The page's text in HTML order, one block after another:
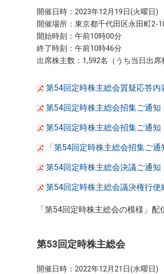
開催日時：2023年12月19日(火曜日
開催場所：東京都千代田区永田町
開始時刻：午前10時00分
終了時刻：午前10時46分
出席株主数：1,592名（うち当日出席
第54回定時株主総会質疑応答内
第54回定時株主総会招集ご通知
第54回定時株主総会招集ご通知
「第54回定時株主総会招集ご
第54回定時株主総会決議ご通知
第54回定時株主総会議決権行使
「第54回定時株主総会の模様」配
第53回定時株主総会
開催日時：2022年12月21日(水曜日